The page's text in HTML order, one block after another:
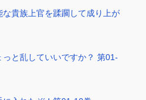
貴族上官を蹂躙して成り上が
と乱していいですか？ 第01-